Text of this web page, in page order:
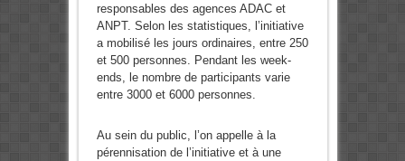
responsables des agences ADAC et
ANPT. Selon les statistiques, l’initiative
a mobilisé les jours ordinaires, entre 250
et 500 personnes. Pendant les week-
ends, le nombre de participants varie
entre 3000 et 6000 personnes.
Au sein du public, l’on appelle à la
pérennisation de l’initiative et à une